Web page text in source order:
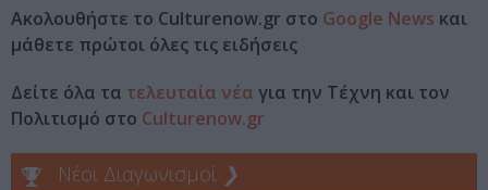
Ακολουθήστε το Culturenow.gr στο Google News και
μάθετε πρώτοι όλες τις ειδήσεις
Δείτε όλα τα τελευταία νέα για την Τέχνη και τον
Πολιτισμό στο Culturenow.gr
Νέοι Διαγωνισμοί ❯